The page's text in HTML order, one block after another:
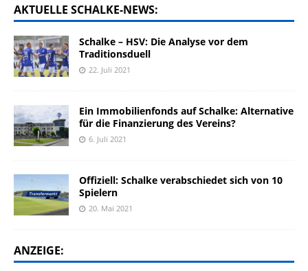
AKTUELLE SCHALKE-NEWS:
Schalke – HSV: Die Analyse vor dem
Traditionsduell
22. Juli 2021
Ein Immobilienfonds auf Schalke: Alternative
für die Finanzierung des Vereins?
6. Juli 2021
Offiziell: Schalke verabschiedet sich von 10
Spielern
20. Mai 2021
ANZEIGE: